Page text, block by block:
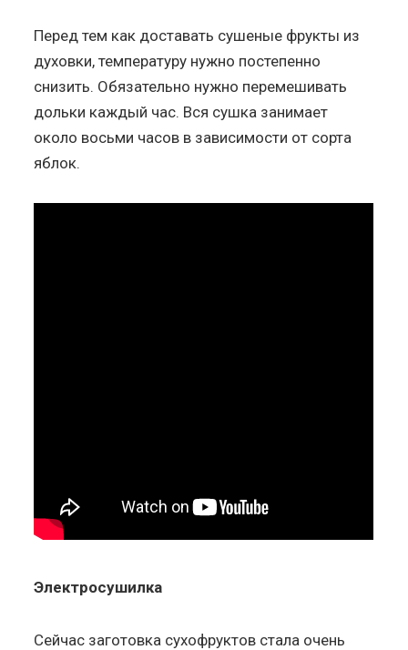
Перед тем как доставать сушеные фрукты из
духовки, температуру нужно постепенно
снизить. Обязательно нужно перемешивать
дольки каждый час. Вся сушка занимает
около восьми часов в зависимости от сорта
яблок.
Электросушилка
Сейчас заготовка сухофруктов стала очень